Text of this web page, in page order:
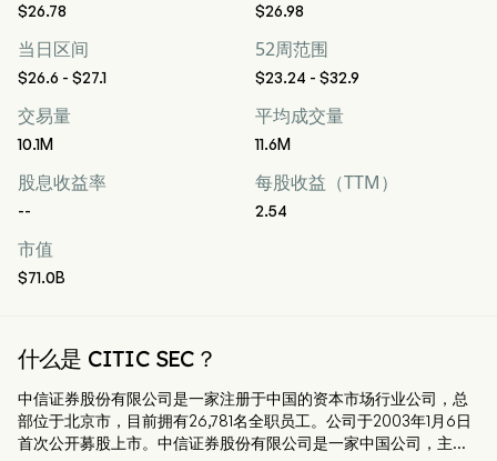
$26.78 $26.98
当日区间
$26.6 - $27.1
52周范围
$23.24 - $32.9
交易量
10.1M
平均成交量
11.6M
股息收益率
--
每股收益（TTM）
2.54
市值
$71.0B
什么是 CITIC SEC？
中信证券股份有限公司是一家注册于中国的资本市场行业公司，总
部位于北京市，目前拥有26,781名全职员工。公司于2003年1月6日
首次公开募股上市。中信证券股份有限公司是一家中国公司，主要